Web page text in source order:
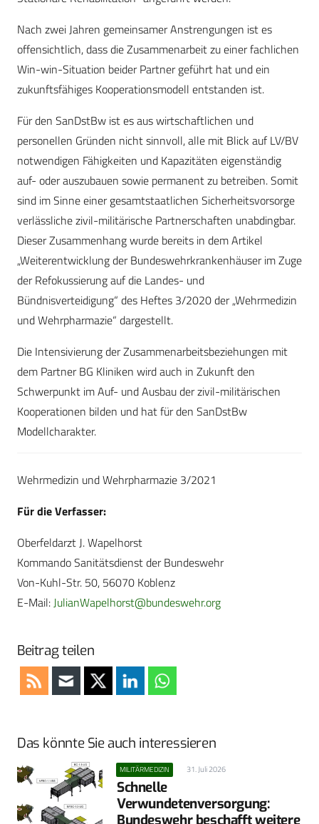
Nach zwei Jahren gemeinsamer Anstrengungen ist es
offensichtlich, dass die Zusammenarbeit zu einer fachlichen
Win-win-­Situation beider Partner geführt hat und ein
zukunftsfähiges Kooperationsmodell entstanden ist.
Für den SanDstBw ist es aus wirtschaftlichen und
personellen Gründen nicht sinnvoll, alle mit Blick auf LV/BV
notwendigen Fähigkeiten und Kapazitäten eigenständig
auf- oder auszubauen sowie permanent zu betreiben. Somit
sind im Sinne einer gesamtstaatlichen Sicherheitsvorsorge
verlässliche zivil-militärische Partnerschaften unabdingbar.
Dieser Zusammenhang wurde bereits in dem Artikel
„Weiterentwicklung der Bundeswehrkrankenhäuser im Zuge
der Refokussierung auf die Landes- und
Bündnisverteidigung“ des Heftes 3/2020 der „Wehrmedizin
und Wehrpharmazie“ dargestellt.
Die Intensivierung der Zusammenarbeitsbeziehungen mit
dem Partner BG Kliniken wird auch in Zukunft den
Schwerpunkt im Auf- und Ausbau der zivil-militärischen
Kooperationen bilden und hat für den SanDstBw
Modellcharakter.
Wehrmedizin und Wehrpharmazie 3/2021
Für die Verfasser:
Oberfeldarzt J. Wapelhorst
Kommando Sanitätsdienst der Bundeswehr
Von-Kuhl-Str. 50, 56070 Koblenz
E-Mail:JulianWapelhorst@bundeswehr.org
Beitrag teilen
Das könnte Sie auch interessieren
MILITÄRMEDIZIN 31. Juli 2026
Schnelle
Verwundetenversorgung:
Bundeswehr beschafft weitere